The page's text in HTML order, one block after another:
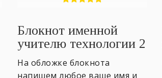
Блокнот именной
учителю технологии 2
На обложке блокнота
напишем любое ваше имя и